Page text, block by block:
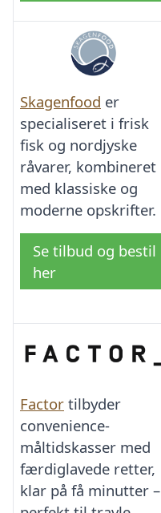
Skagenfood er
specialiseret i frisk
fisk og nordjyske
råvarer, kombineret
med klassiske og
moderne opskrifter.
Se tilbud og bestil
her
Factor tilbyder
convenience-
måltidskasser med
færdiglavede retter,
klar på få minutter –